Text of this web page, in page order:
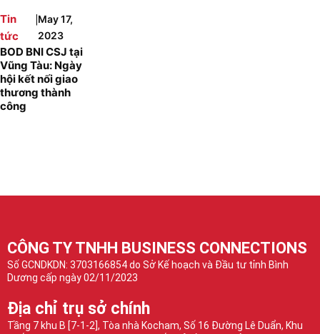
Tin
tức
|May 17,
2023
BOD BNI CSJ tại
Vũng Tàu: Ngày
hội kết nối giao
thương thành
công
CÔNG TY TNHH BUSINESS CONNECTIONS
Số GCNDKDN: 3703166854 do Sở Kế hoạch và Đầu tư tỉnh Bình
Dương cấp ngày 02/11/2023
Địa chỉ trụ sở chính
Tầng 7 khu B [7-1-2], Tòa nhà Kocham, Số 16 Đường Lê Duẩn, Khu